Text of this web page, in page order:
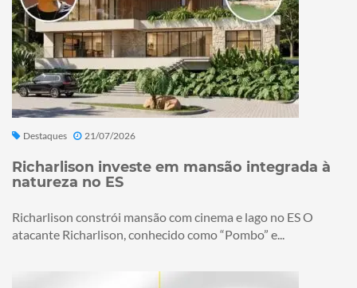
Destaques 21/07/2026
Richarlison investe em mansão integrada à
natureza no ES
Richarlison constrói mansão com cinema e lago no ES O
atacante Richarlison, conhecido como “Pombo” e...